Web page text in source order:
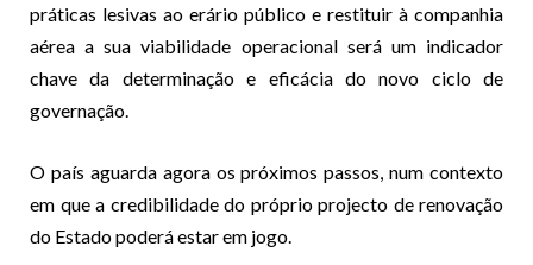
práticas lesivas ao erário público e restituir à companhia
aérea a sua viabilidade operacional será um indicador
chave da determinação e eficácia do novo ciclo de
governação.
O país aguarda agora os próximos passos, num contexto
em que a credibilidade do próprio projecto de renovação
do Estado poderá estar em jogo.